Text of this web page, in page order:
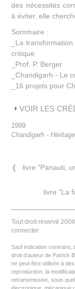
des nécessités
à éviter, elle
Sommaire :
_La
critique
_Prof. P. Berger
_Chandigarh - Le
_16 projets pour
VOIR LES
1999
Chandigarh -
❬ livre "Panauti,
livre "La
Tout droit réservé
connecter
Sauf indication contraire,
droit d’auteur de Patrick
ne peut être utilisée à
reproduction, la
retransmission, sous